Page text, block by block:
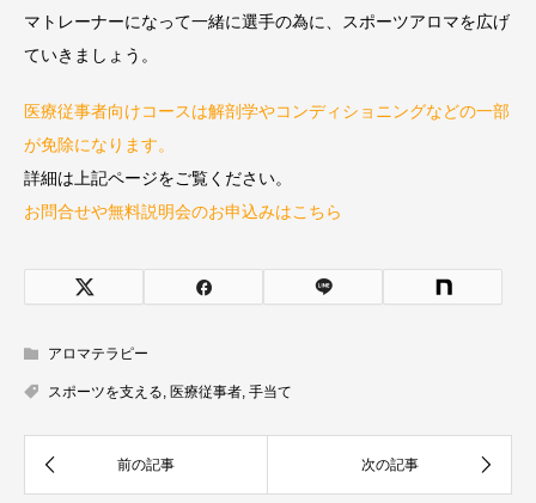
マトレーナーになって一緒に選手の為に、スポーツアロマを広げ
ていきましょう。
医療従事者向けコースは解剖学やコンディショニングなどの一部
が免除になります。
詳細は上記ページをご覧ください。
お問合せや無料説明会のお申込みはこちら
アロマテラピー
スポーツを支える, 医療従事者, 手当て